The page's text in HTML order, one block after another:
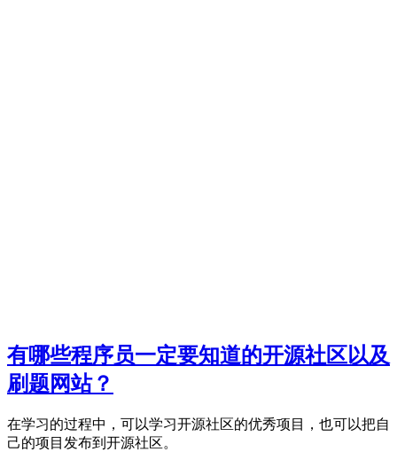
有哪些程序员一定要知道的开源社区以及
刷题网站？
在学习的过程中，可以学习开源社区的优秀项目，也可以把自
己的项目发布到开源社区。